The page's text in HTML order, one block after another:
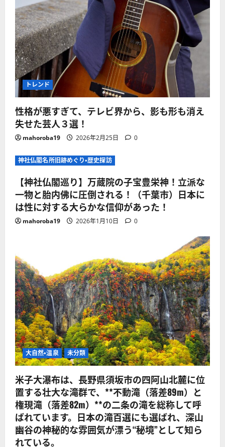
トレンド
性格が悪すぎて、テレビ界から、影も形も消え
失せた芸人３選！
mahoroba19 2026年2月25日 0
神社仏閣名所旧跡めぐり・歴史探訪
【神社仏閣巡り】万蔵院の子宝豊栄神！立派な
一物と胎内佛に圧倒される！（千葉市）日本に
は性に対する大らかな信仰があった！
mahoroba19 2026年1月10日 0
大自然・温泉 未分類
米子大瀑布は、長野県須坂市の四阿山北麓に位
置する壮大な滝群で、**不動滝（落差89m）と
権現滝（落差82m）**の二条の滝を総称して呼
ばれています。日本の滝百選にも選ばれ、深山
幽谷の神秘的な雰囲気が漂う“秘境”として知ら
れている。